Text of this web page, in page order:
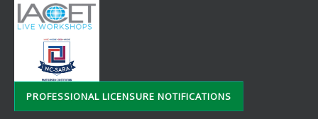
PROFESSIONAL LICENSURE NOTIFICATIONS